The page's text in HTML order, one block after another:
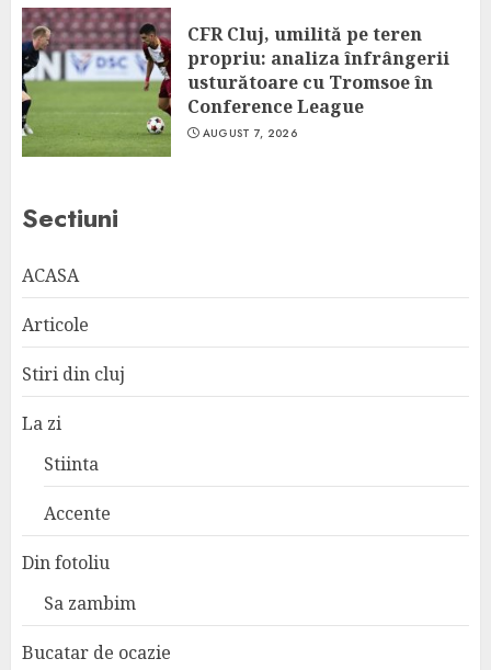
CFR Cluj, umilită pe teren
propriu: analiza înfrângerii
usturătoare cu Tromsoe în
Conference League
AUGUST 7, 2026
Sectiuni
ACASA
Articole
Stiri din cluj
La zi
Stiinta
Accente
Din fotoliu
Sa zambim
Bucatar de ocazie